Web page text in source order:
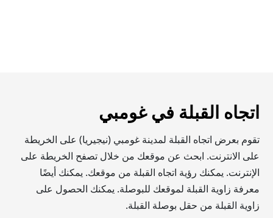
اتجاه القبلة في غومبي
تقوم بعرض اتجاه القبلة لمدينة غومبي (نيجيريا) على الخريطة
على الانترنت. ابحث عن موقعك من خلال تصفح الخريطة على
الإنترنت. يمكنك رؤية اتجاه القبلة من موقعك. يمكنك أيضًا
معرفة زاوية القبلة لموقعك للبوصلة. يمكنك الحصول على
زاوية القبلة من حقل بوصلة القبلة.